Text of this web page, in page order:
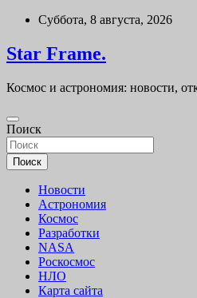
Перейти
содержимому
Суббота, 8 августа, 2026
Star Frame.
Космос и астрономия: новости,
Поиск
Поиск
Новости
Астрономия
Космос
Разработки
NASA
Роскосмос
НЛО
Карта сайта